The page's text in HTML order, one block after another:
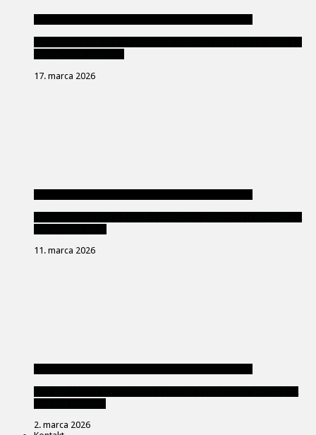
17. marca 2026
11. marca 2026
2. marca 2026